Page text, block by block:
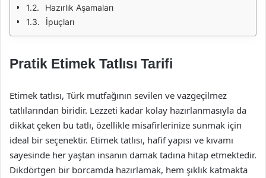
Hazırlık Aşamaları
İpuçları
Pratik Etimek Tatlısı Tarifi
Etimek tatlısı, Türk mutfağının sevilen ve vazgeçilmez
tatlılarından biridir. Lezzeti kadar kolay hazırlanmasıyla da
dikkat çeken bu tatlı, özellikle misafirlerinize sunmak için
ideal bir seçenektir. Etimek tatlısı, hafif yapısı ve kıvamı
sayesinde her yaştan insanın damak tadına hitap etmektedir.
Dikdörtgen bir borcamda hazırlamak, hem şıklık katmakta